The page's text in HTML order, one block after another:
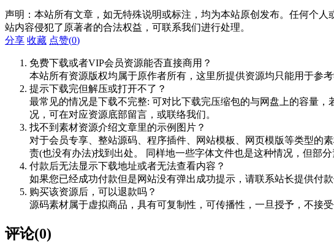
声明：本站所有文章，如无特殊说明或标注，均为本站原创发布。任何个
站内容侵犯了原著者的合法权益，可联系我们进行处理。
分享 收藏 点赞(0)
免费下载或者VIP会员资源能否直接商用？
本站所有资源版权均属于原作者所有，这里所提供资源均只能用于参
提示下载完但解压或打开不了？
最常见的情况是下载不完整: 可对比下载完压缩包的与网盘上的容量
况，可在对应资源底部留言，或联络我们。
找不到素材资源介绍文章里的示例图片？
对于会员专享、整站源码、程序插件、网站模板、网页模版等类型的
责(也没有办法)找到出处。 同样地一些字体文件也是这种情况，但部
付款后无法显示下载地址或者无法查看内容？
如果您已经成功付款但是网站没有弹出成功提示，请联系站长提供付
购买该资源后，可以退款吗？
源码素材属于虚拟商品，具有可复制性，可传播性，一旦授予，不接
评论(0)